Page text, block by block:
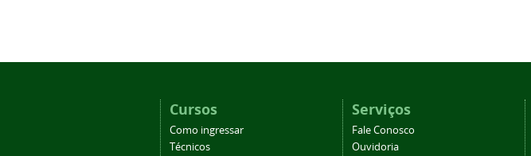
Cursos
Como ingressar
Técnicos
Serviços
Fale Conosco
Ouvidoria